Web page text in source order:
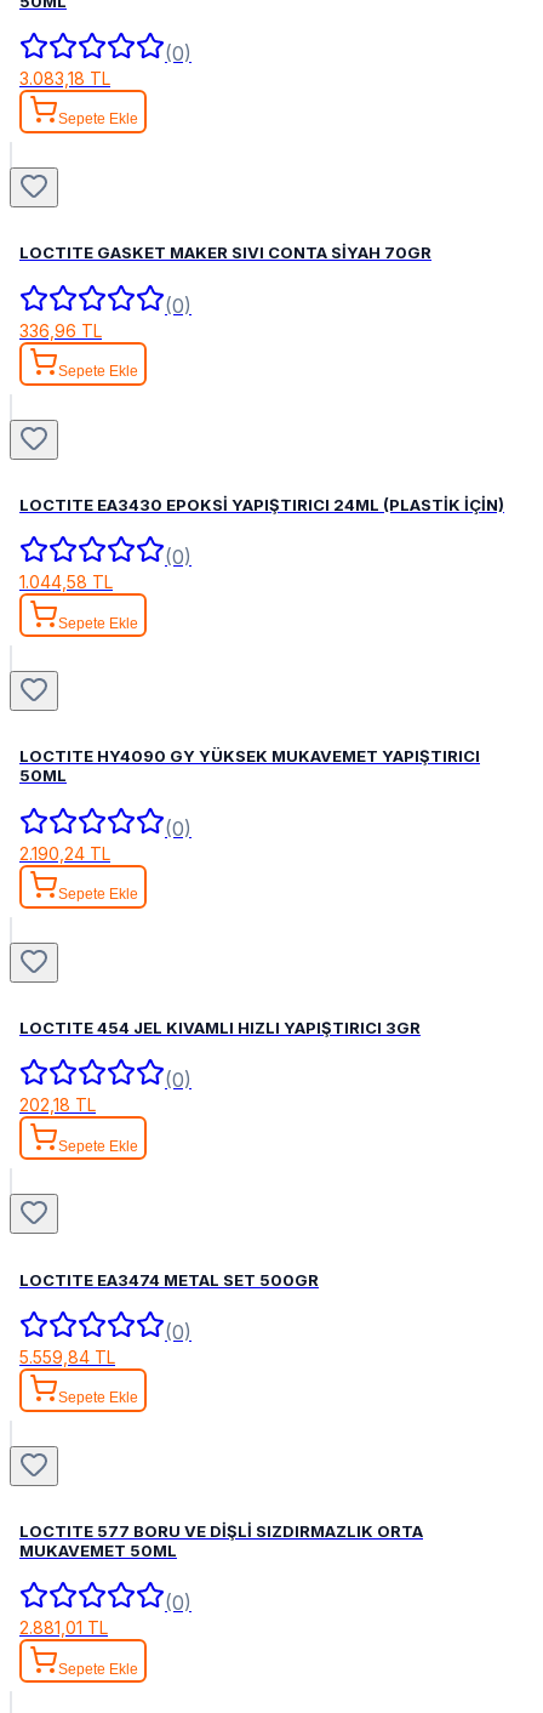
(0)
3.083,18 TL
Sepete Ekle
LOCTITE GASKET MAKER SIVI CONTA SİYAH 70GR
(0)
336,96 TL
Sepete Ekle
LOCTITE EA3430 EPOKSİ YAPIŞTIRICI 24ML (PLASTİK İÇİN)
(0)
1.044,58 TL
Sepete Ekle
LOCTITE HY4090 GY YÜKSEK MUKAVEMET YAPIŞTIRICI
50ML
(0)
2.190,24 TL
Sepete Ekle
LOCTITE 454 JEL KIVAMLI HIZLI YAPIŞTIRICI 3GR
(0)
202,18 TL
Sepete Ekle
LOCTITE EA3474 METAL SET 500GR
(0)
5.559,84 TL
Sepete Ekle
LOCTITE 577 BORU VE DİŞLİ SIZDIRMAZLIK ORTA
MUKAVEMET 50ML
(0)
2.881,01 TL
Sepete Ekle